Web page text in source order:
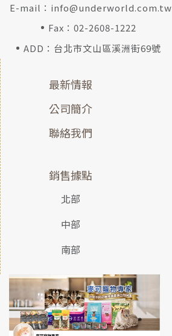
E-mail： info@underworld.com.tw
Fax：02-2608-1222
ADD：台北市文山區溪洲街69號
最新情報
公司簡介
聯絡我們
銷售據點
北部
中部
南部